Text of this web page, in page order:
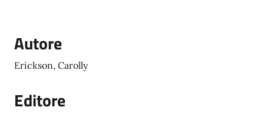
Autore
Erickson, Carolly
Editore